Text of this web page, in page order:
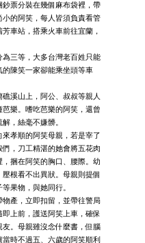
票分裝在幾個麻布袋裡，帶
的阿笑，每人皆須負責看管
車站，搭乘火車前往宜蘭，
三等，大多台灣老百姓只能
陳笑一家卻能乘坐頭等車
溪山上，阿公、叔叔等親人
樂。嗜吃芭樂的阿笑，還曾
，絲毫不嫌髒。
孝順的阿笑母親，若是宰了
，刀工精湛的她會將五花肉
捆在阿笑的胸口、腰際。幼
根看不出異狀。母親則提個
果物，與她同行。
產，立即扣留，並帶往警局
上前，護送阿笑上車，確保
。母親雖沒念什麼書，但腦
時不過五、六歲的阿笑順利